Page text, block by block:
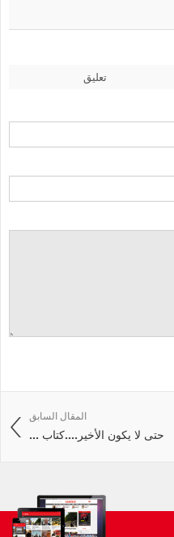
تعليق
المقال السابق
حتى لا يكون الأخير....كتاب ...